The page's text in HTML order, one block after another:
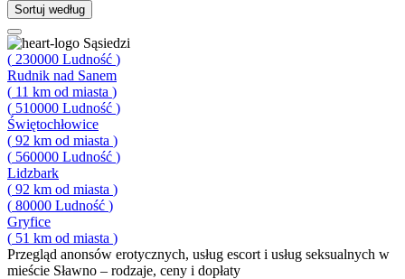
Sortuj według
Sąsiedzi
( 230000 Ludność )
Rudnik nad Sanem
( 11 km od miasta )
( 510000 Ludność )
Świętochłowice
( 92 km od miasta )
( 560000 Ludność )
Lidzbark
( 92 km od miasta )
( 80000 Ludność )
Gryfice
( 51 km od miasta )
Przegląd anonsów erotycznych, usług escort i usług seksualnych w
mieście Sławno – rodzaje, ceny i dopłaty